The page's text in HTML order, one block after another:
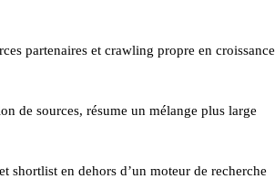
partenaires et crawling propre en croissance
de sources, résume un mélange plus large
shortlist en dehors d’un moteur de recherche